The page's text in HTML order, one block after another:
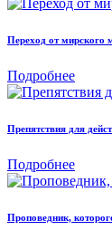
Переход от мирского
Подробнее
Препятствия для
Подробнее
Проповедник,